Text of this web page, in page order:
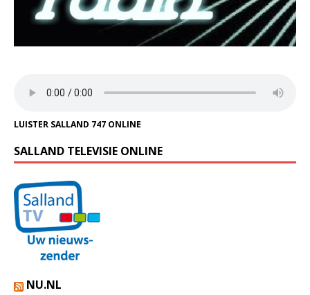
LUISTER SALLAND 747 ONLINE
SALLAND TELEVISIE ONLINE
NU.NL